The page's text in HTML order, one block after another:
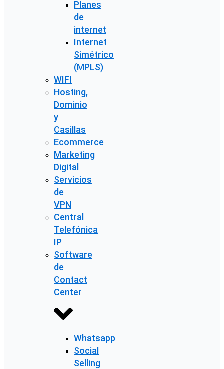
Planes
de
internet
Internet
Simétrico
(MPLS)
WIFI
Hosting,
Dominio
y
Casillas
Ecommerce
Marketing
Digital
Servicios
de
VPN
Central
Telefónica
IP
Software
de
Contact
Center
Whatsapp
Social
Selling